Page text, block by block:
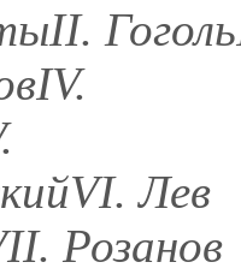
Лев
Розанов